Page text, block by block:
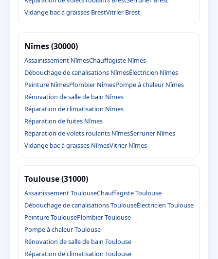
Vidange bac à graisses BrestVitrier Brest
Nîmes (30000)
Assainissement NîmesChauffagiste Nîmes
Débouchage de canalisations NîmesÉlectricien Nîmes
Peinture NîmesPlombier NîmesPompe à chaleur Nîmes
Rénovation de salle de bain Nîmes
Réparation de climatisation Nîmes
Réparation de fuites Nîmes
Réparation de volets roulants NîmesSerrurier Nîmes
Vidange bac à graisses NîmesVitrier Nîmes
Toulouse (31000)
Assainissement ToulouseChauffagiste Toulouse
Débouchage de canalisations ToulouseÉlectricien Toulouse
Peinture ToulousePlombier Toulouse
Pompe à chaleur Toulouse
Rénovation de salle de bain Toulouse
Réparation de climatisation Toulouse